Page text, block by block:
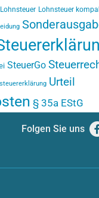
Lohnsteuer Lohnsteuer
SteuerGo
Urteil
§ 35a EStG
Folgen Sie uns